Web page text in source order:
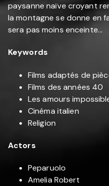
paysanne naïve croyant
la montagne se donne en
sera pas moins enceinte...
Keywords
Films adaptés de
Films des années 40
Les amours
Cinéma italien
Religion
Actors
Peparuolo
Amelia Robert